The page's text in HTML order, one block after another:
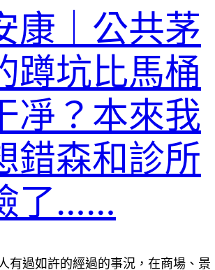
康｜公共茅
蹲坑比馬桶
凈？本來我
錯森和診所
了……
有過如許的經過的事況，在商場、景